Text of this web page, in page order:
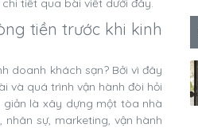
tiết qua bài viết dưới đây.
tiền trước khi kinh
doanh khách sạn? Bởi vì đây
và quá trình vận hành đòi hỏi
giản là xây dựng một tòa nhà
sự, marketing, vận hành